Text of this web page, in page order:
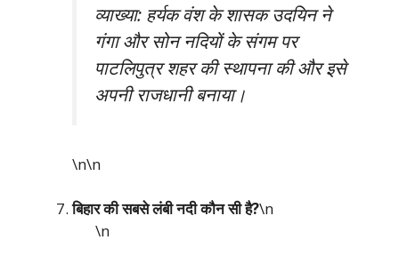
व्याख्या: हर्यक वंश के शासक उदयिन ने
गंगा और सोन नदियों के संगम पर
पाटलिपुत्र शहर की स्थापना की और इसे
अपनी राजधानी बनाया।
\n\n
बिहार की सबसे लंबी नदी कौन सी है?\n
\n